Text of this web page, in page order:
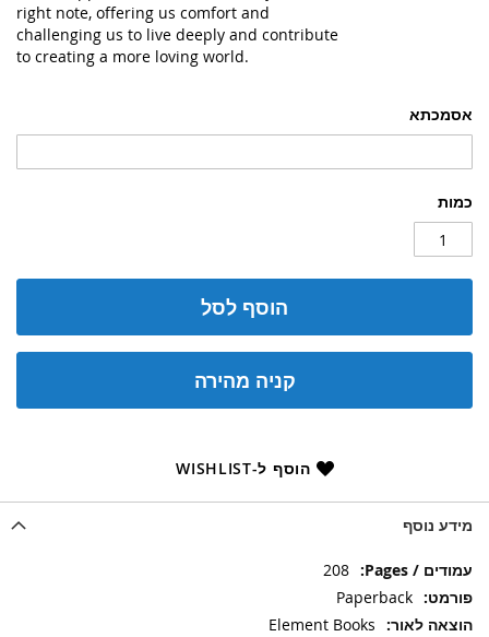
אסמכתא
כמות
הוסף לסל
קניה מהירה
הוסף ל-WISHLIST
right note, offering us comfort and
challenging us to live deeply and contribute
to creating a more loving world.
מידע נוסף
מידע
נוסף
208
Paperback
Element Books